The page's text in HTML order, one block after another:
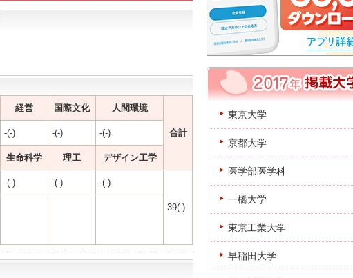
経営 国際文化 人間環境
合計
-(-) -(-) -(-)
生命科学 理工 デザイン工学
-(-) -(-) -(-)
39(-)
東京大学
京都大学
医学部医学科
一橋大学
東京工業大学
早稲田大学